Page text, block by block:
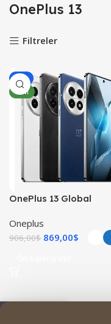
OnePlus 13
Filtreler
-4%
YENI
OnePlus 13 Global
Oneplus
906,00$ 869,00$